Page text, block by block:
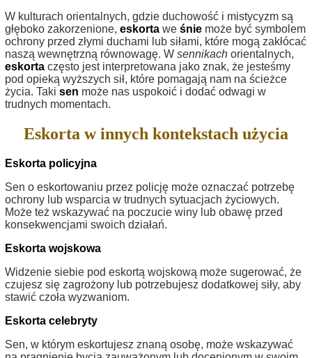
W kulturach orientalnych, gdzie duchowość i mistycyzm są
głęboko zakorzenione, eskorta we śnie może być symbolem
ochrony przed złymi duchami lub siłami, które mogą zakłócać
naszą wewnętrzną równowagę. W sennikach orientalnych,
eskorta często jest interpretowana jako znak, że jesteśmy
pod opieką wyższych sił, które pomagają nam na ścieżce
życia. Taki sen może nas uspokoić i dodać odwagi w
trudnych momentach.
Eskorta w innych kontekstach użycia
Eskorta policyjna
Sen o eskortowaniu przez policję może oznaczać potrzebę
ochrony lub wsparcia w trudnych sytuacjach życiowych.
Może też wskazywać na poczucie winy lub obawę przed
konsekwencjami swoich działań.
Eskorta wojskowa
Widzenie siebie pod eskortą wojskową może sugerować, że
czujesz się zagrożony lub potrzebujesz dodatkowej siły, aby
stawić czoła wyzwaniom.
Eskorta celebryty
Sen, w którym eskortujesz znaną osobę, może wskazywać